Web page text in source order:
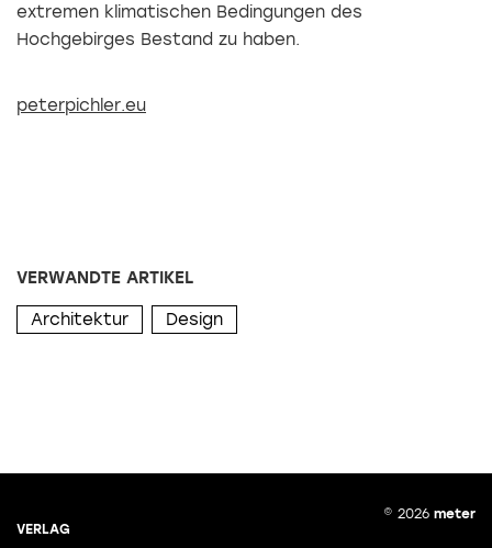
extremen klimatischen Bedingungen des
Hochgebirges Bestand zu haben.
peterpichler.eu
VERWANDTE ARTIKEL
Architektur Design
VERLAG
© 2026 meter